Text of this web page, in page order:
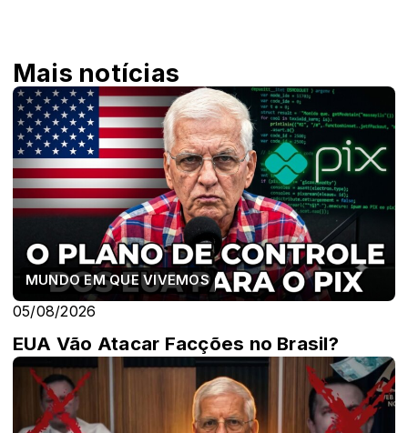
Mais notícias
MUNDO EM QUE VIVEMOS
05/08/2026
EUA Vão Atacar Facções no Brasil?